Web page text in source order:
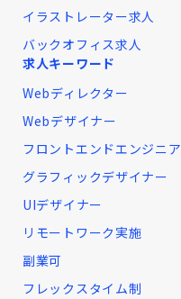
イラストレーター求人
バックオフィス求人
求人キーワード
Webディレクター
Webデザイナー
フロントエンドエンジニア
グラフィックデザイナー
UIデザイナー
リモートワーク実施
副業可
フレックスタイム制